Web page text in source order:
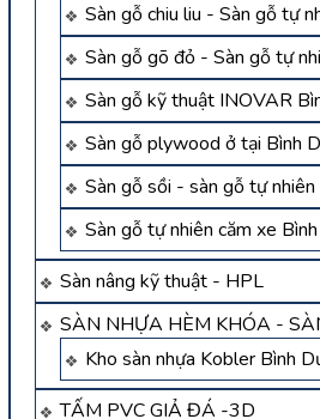
Sàn gỗ chiu liu - Sàn gỗ tự
Sàn gỗ gõ đỏ - Sàn gỗ tự
Sàn gỗ kỹ thuật INOVAR
Sàn gỗ plywood ở tại Bình
Sàn gỗ sồi - sàn gỗ tự nhiên
Sàn gỗ tự nhiên căm xe
Sàn nâng kỹ thuật - HPL
SÀN NHỰA HÈM KHÓA -
Kho sàn nhựa Kobler Bình
TẤM PVC GIẢ ĐÁ -3D